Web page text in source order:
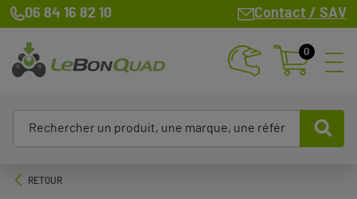
06 84 16 82 10 Contact / SAV
0
RETOUR